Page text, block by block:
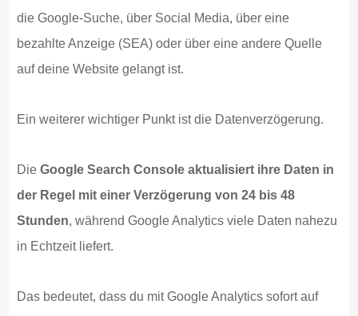
die Google-Suche, über Social Media, über eine
bezahlte Anzeige (SEA) oder über eine andere Quelle
auf deine Website gelangt ist.
Ein weiterer wichtiger Punkt ist die Datenverzögerung.
DieGoogle Search Console aktualisiert ihre Daten in
der Regel mit einer Verzögerung von 24 bis 48
Stunden, während Google Analytics viele Daten nahezu
in Echtzeit liefert.
Das bedeutet, dass du mit Google Analytics sofort auf